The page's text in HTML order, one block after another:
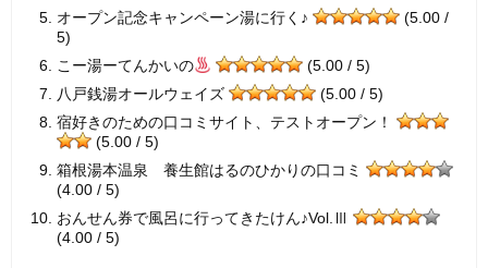
オープン記念キャンペーン湯に行く♪
(5.00 /
5)
こー湯ーてんかいの
(5.00 / 5)
八戸銭湯オールウェイズ
(5.00 / 5)
宿好きのための口コミサイト、テストオープン！
(5.00 / 5)
箱根湯本温泉 養生館はるのひかりの口コミ
(4.00 / 5)
おんせん券で風呂に行ってきたけん♪Vol.Ⅲ
(4.00 / 5)